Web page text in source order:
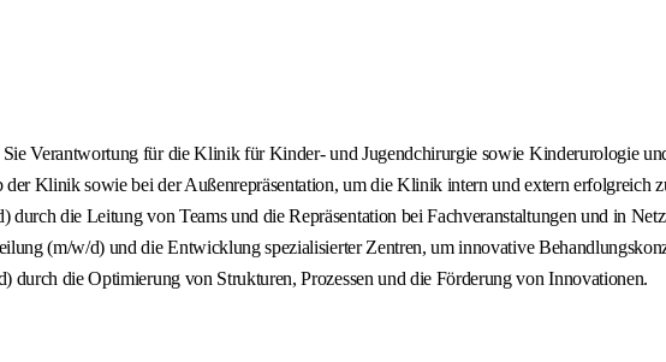
Verantwortung für die Klinik für Kinder- und Jugendchirurgie sowie Kinderurologie
der Klinik sowie bei der Außenrepräsentation, um die Klinik intern und extern erfolgreich
die Leitung von Teams und die Repräsentation bei Fachveranstaltungen und in
(m/w/d) und die Entwicklung spezialisierter Zentren, um innovative
die Optimierung von Strukturen, Prozessen und die Förderung von Innovationen.